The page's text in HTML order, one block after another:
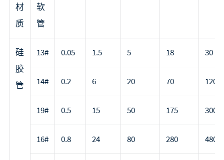
材
质
软
管
硅
胶
管
13# 0.05 1.5 5 18 30
14# 0.2 6 20 70 120
19# 0.5 15 50 175 300
16# 0.8 24 80 280 480